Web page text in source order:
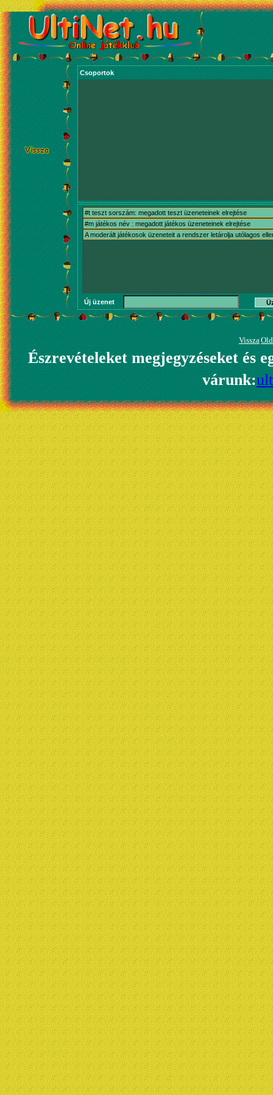
Csoportok
#t teszt sorszám: megadott teszt üzeneteinek elrejtése
#m játékos név : megadott játékos üzeneteinek elrejtése
A moderált játékosok üzeneteit a rendszer letárolja utólagos
Új üzenet
Vissza
Észrevételeket megjegyzéseket és
várunk: